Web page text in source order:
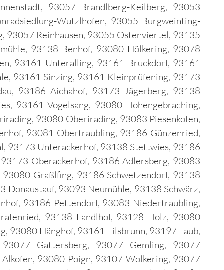
93057 Brandlberg-Keilberg, 93053
Wutzlhofen, 93055 Burgweinting-
93057 Reinhausen, 93055 Ostenviertel, 93135
93138 Benhof, 93080 Hölkering, 93078
93161 Unteralling, 93161 Bruckdorf, 93161
93161 Sinzing, 93161 Kleinprüfening, 93173
93186 Aichahof, 93173 Jägerberg, 93138
93161 Vogelsang, 93080 Hohengebraching,
93080 Oberirading, 93083 Piesenkofen,
93081 Obertraubling, 93186 Günzenried,
93173 Unterackerhof, 93138 Stettwies, 93186
Oberackerhof, 93186 Adlersberg, 93083
Graßlfing, 93186 Schwetzendorf, 93138
93093 Neumühle, 93138 Schwärz,
93186 Pettendorf, 93083 Niedertraubling,
93138 Landlhof, 93128 Holz, 93080
93080 Hänghof, 93161 Eilsbrunn, 93197 Laub,
Gattersberg, 93077 Gemling, 93077
93080 Poign, 93107 Wolkering, 93077